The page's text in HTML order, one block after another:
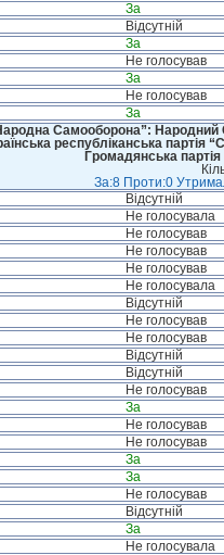
За
Відсутній
За
Не голосував
За
Не голосував
За
Самооборона”: Народний
республіканська
Громадянська
За:8 Проти:0
Відсутній
Не голосувала
Не голосував
Не голосував
Не голосував
Не голосувала
Відсутній
Не голосував
Не голосував
Відсутній
Відсутній
Не голосував
За
Не голосував
Не голосував
За
За
Не голосував
Відсутній
За
Не голосувала